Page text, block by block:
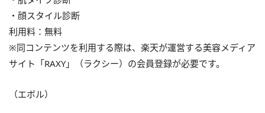
・顔スタイル診断
利用料：無料
※同コンテンツを利用する際は、楽天が運営する美容メディア
サイト「RAXY」（ラクシー）の会員登録が必要です。
（エボル）